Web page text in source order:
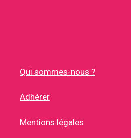
Qui sommes-nous ?
Adhérer
Mentions légales